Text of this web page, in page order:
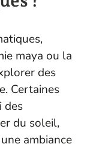
maya ou la
des
Certaines
des
du soleil,
ambiance